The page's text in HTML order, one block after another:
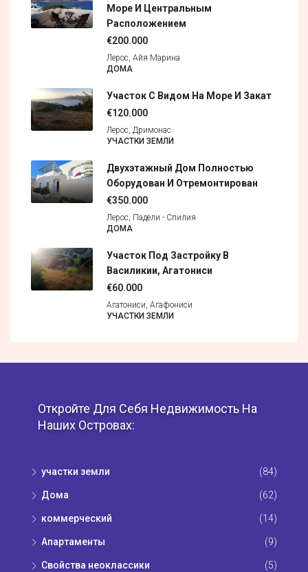
Море И Центральным
Расположением
€200.000
Лерос, Айя Марина
ДОМА
Участок С Видом На Море И Закат
€120.000
Лерос, Дримонас
УЧАСТКИ ЗЕМЛИ
Двухэтажный Дом Полностью
Оборудован И Отремонтирован
€350.000
Лерос, Падели - Спилия
ДОМА
Участок Под Застройку В
Василикии, Агатониси
€60.000
Агатониси, Агафониси
УЧАСТКИ ЗЕМЛИ
Откройте Для Себя Недвижимость На
Наших Островах:
участки земли (84)
Дома (62)
коммерческий (14)
Апартаменты (9)
Свойства неоклассики (5)